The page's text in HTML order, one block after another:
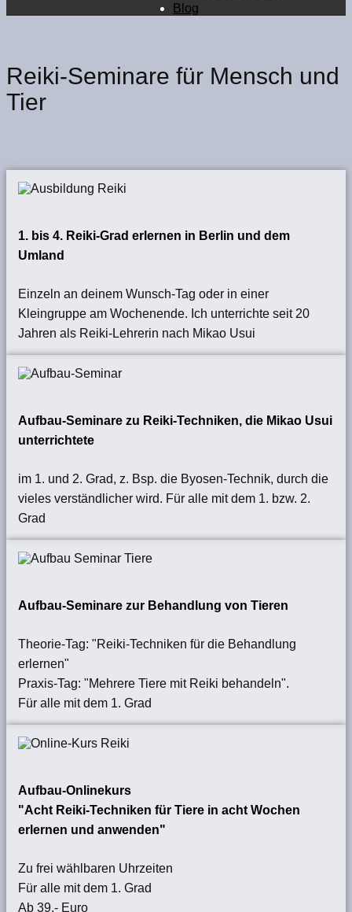
Blog
Reiki-Seminare für Mensch und
Tier
1. bis 4. Reiki-Grad erlernen in Berlin und dem
Umland
Einzeln an deinem Wunsch-Tag oder in einer
Kleingruppe am Wochenende. Ich unterrichte seit 20
Jahren als Reiki-Lehrerin nach Mikao Usui
Aufbau-Seminare zu Reiki-Techniken, die Mikao Usui
unterrichtete
im 1. und 2. Grad, z. Bsp. die Byosen-Technik, durch die
vieles verständlicher wird. Für alle mit dem 1. bzw. 2.
Grad
Aufbau-Seminare zur Behandlung von Tieren
Theorie-Tag: "Reiki-Techniken für die Behandlung
erlernen"
Praxis-Tag: "Mehrere Tiere mit Reiki behandeln".
Für alle mit dem 1. Grad
Aufbau-Onlinekurs
"Acht Reiki-Techniken für Tiere in acht Wochen
erlernen und anwenden"
Zu frei wählbaren Uhrzeiten
Für alle mit dem 1. Grad
Ab 39,- Euro